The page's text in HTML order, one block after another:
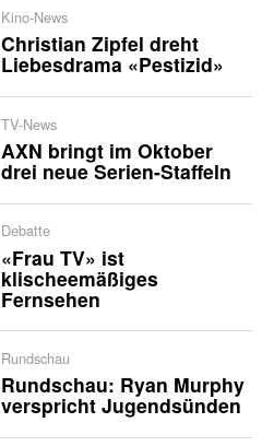
Kino-News
Christian Zipfel dreht
Liebesdrama «Pestizid»
TV-News
AXN bringt im Oktober
drei neue Serien-Staffeln
Debatte
«Frau TV» ist
klischeemäßiges
Fernsehen
Rundschau
Rundschau: Ryan Murphy
verspricht Jugendsünden